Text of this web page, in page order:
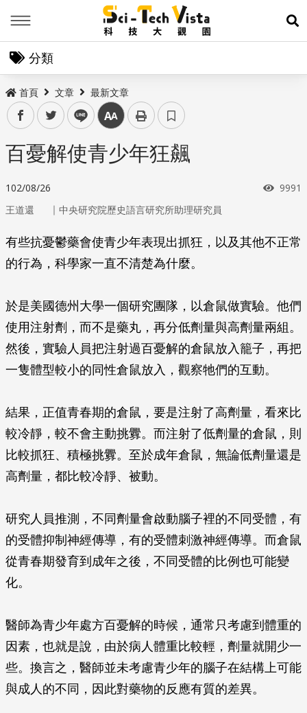
展
分類
首頁 文章 最新文章
facebooktwitter line 中
百憂解使青少年狂飆
102/08/26 瀏覽
9991
王道還 ｜ 中央研究院歷史語言研究所助理研究員
有些抗憂鬱藥會使青少年表現出抓狂，以及其他不正常
的行為，科學家一直不清楚為什麼。
於是美國德州大學一個研究團隊，以倉鼠做實驗。他們
使用注射劑，而不是藥丸，再分低劑量與高劑量兩組。
然後，實驗人員把注射過百憂解的倉鼠放入籠子，再把
一隻體型較小的同性倉鼠放入，觀察牠們的互動。
結果，正值青春期的倉鼠，要是注射了高劑量，看來比
較冷靜，較不會主動挑釁。而注射了低劑量的倉鼠，則
比較抓狂、積極挑釁。至於成年倉鼠，無論低劑量還是
高劑量，都比較冷靜、被動。
研究人員推測，不同劑量會啟動腦子裡的不同受體，有
的受體抑制神經傳導，有的受體刺激神經傳導。而倉鼠
從青春期發育到成年之後，不同受體的比例也可能變
化。
醫師為青少年處方百憂解的時候，通常只考慮到體重的
因素，也就是說，由於病人體重比較輕，劑量就開少一
些。換言之，醫師並未考慮青少年的腦子在結構上可能
與成人的不同，因此對藥物的反應有質的差異。